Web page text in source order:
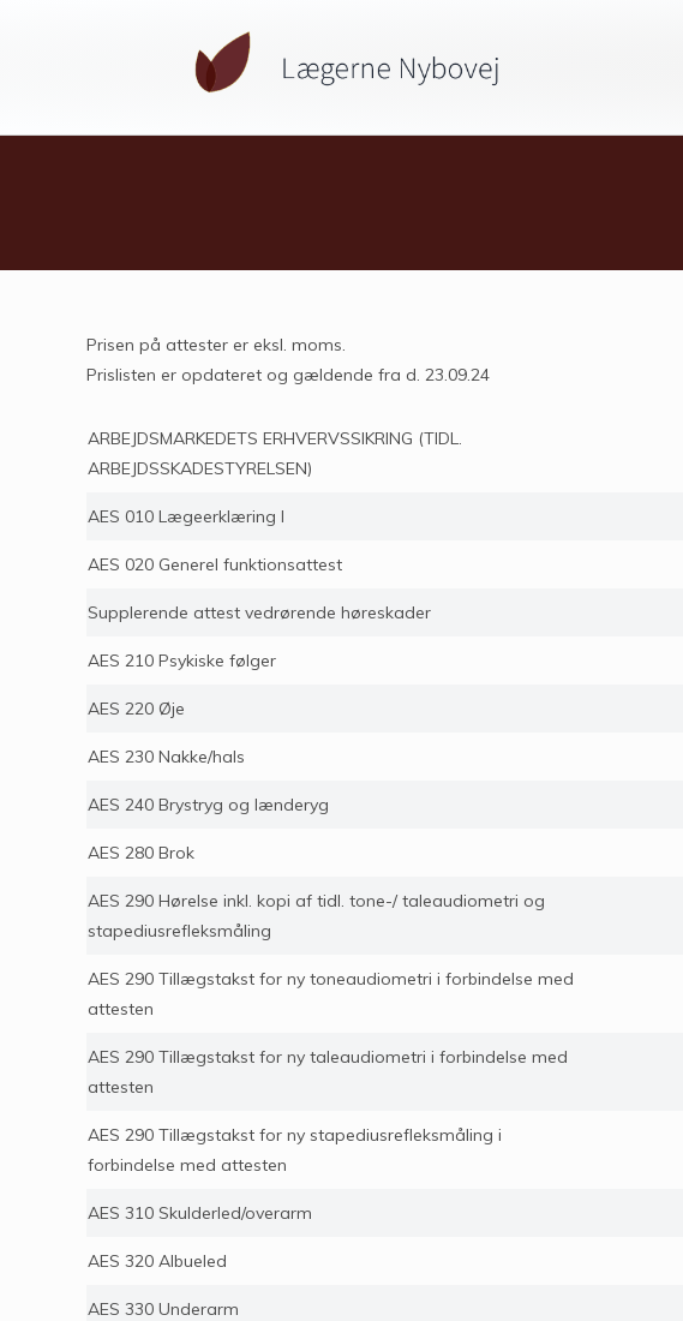
Prisen på attester er eksl. moms.
Prislisten er opdateret og gældende fra d. 23.09.24
ARBEJDSMARKEDETS ERHVERVSSIKRING (TIDL.
ARBEJDSSKADESTYRELSEN)
AES 010 Lægeerklæring I
AES 020 Generel funktionsattest
Supplerende attest vedrørende høreskader
AES 210 Psykiske følger
AES 220 Øje
AES 230 Nakke/hals
AES 240 Brystryg og lænderyg
AES 280 Brok
AES 290 Hørelse inkl. kopi af tidl. tone-/ taleaudiometri og
stapediusrefleksmåling
AES 290 Tillægstakst for ny toneaudiometri i forbindelse med
attesten
AES 290 Tillægstakst for ny taleaudiometri i forbindelse med
attesten
AES 290 Tillægstakst for ny stapediusrefleksmåling i
forbindelse med attesten
AES 310 Skulderled/overarm
AES 320 Albueled
AES 330 Underarm